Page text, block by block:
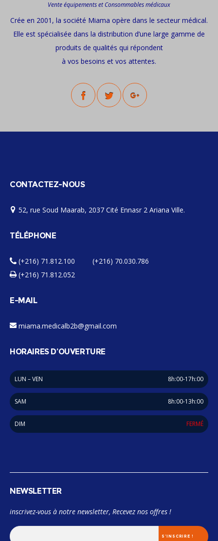
Vente équipements et Consommables médicaux
Crée en 2001, la société Miama opère dans le secteur médical.
Elle est spécialisée dans la distribution d’une large gamme de
produits de qualités qui répondent
à vos besoins et vos attentes.
CONTACTEZ-NOUS
52, rue Soud Maarab, 2037 Cité Ennasr 2 Ariana Ville.
TÉLÉPHONE
(+216) 71.812.100 (+216) 70.030.786
(+216) 71.812.052
E-MAIL
miama.medicalb2b@gmail.com
HORAIRES D’OUVERTURE
LUN – VEN 8h:00-17h:00
SAM 8h:00-13h:00
DIM FERMÉ
NEWSLETTER
inscrivez-vous à notre newsletter, Recevez nos offres !